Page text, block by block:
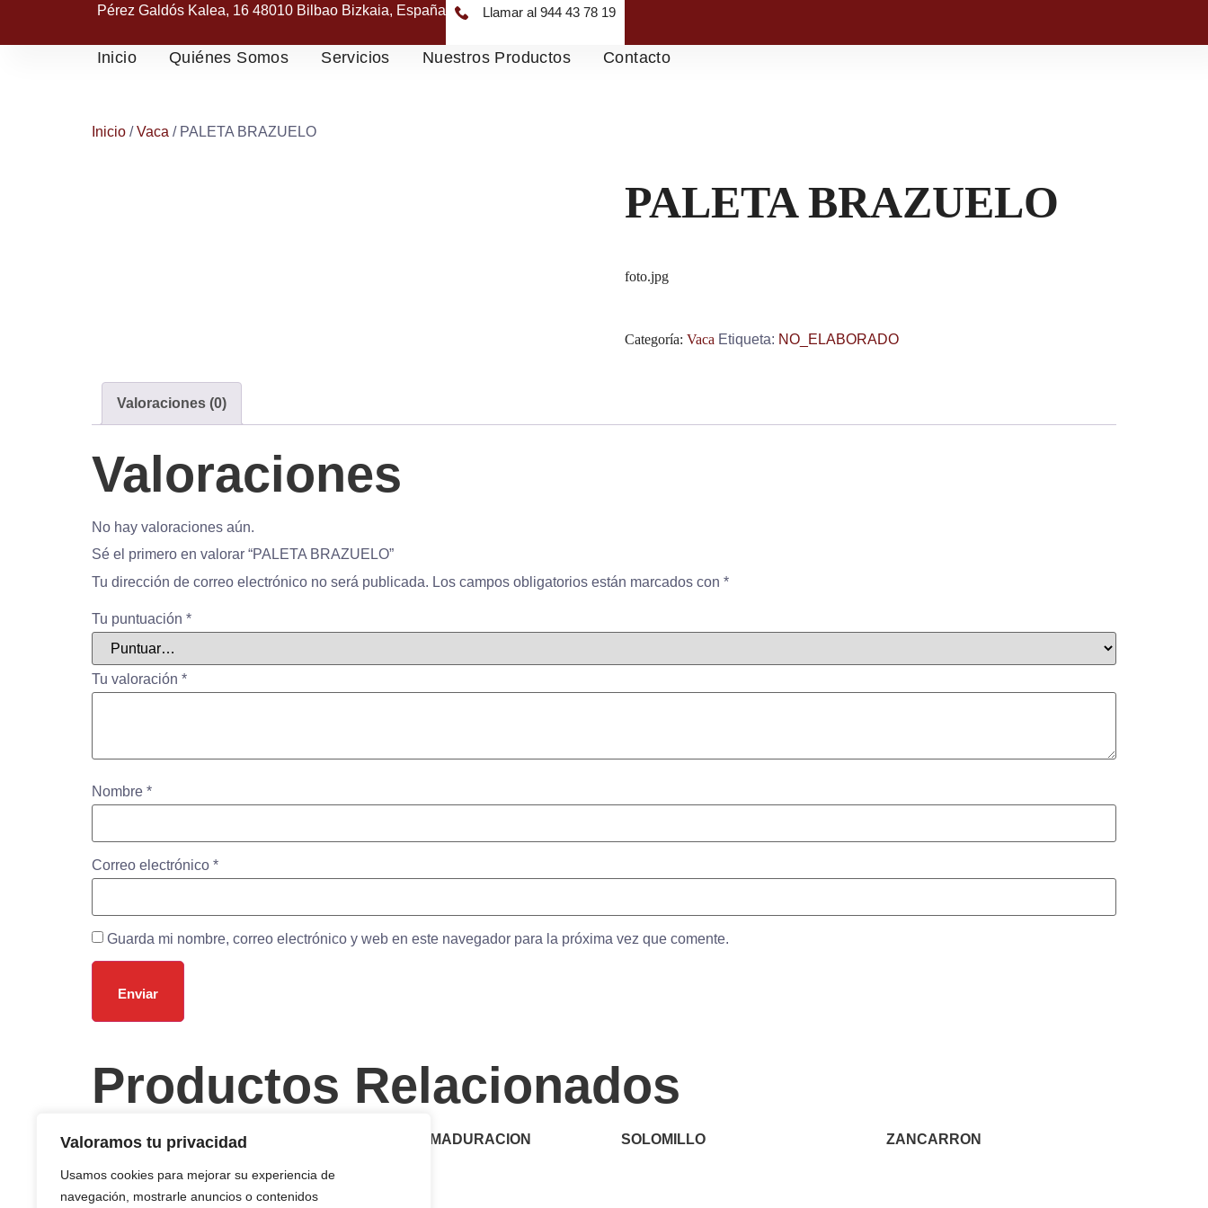
Valoramos tu privacidad
Usamos cookies para mejorar su experiencia de
navegación, mostrarle anuncios o contenidos
Pérez Galdós Kalea, 16 48010 Bilbao Bizkaia, España Llamar al 944 43 78 19
Inicio Quiénes Somos Servicios Nuestros Productos Contacto
Inicio /Vaca / PALETA BRAZUELO
PALETA BRAZUELO
foto.jpg
Categoría: Vaca Etiqueta: NO_ELABORADO
Valoraciones (0)
Valoraciones
No hay valoraciones aún.
Sé el primero en valorar “PALETA BRAZUELO”
Tu dirección de correo electrónico no será publicada. Los campos obligatorios están marcados con *
Tu puntuación *
Tu valoración *
Nombre *
Correo electrónico *
Guarda mi nombre, correo electrónico y web en este navegador para la próxima vez que comente.
Productos Relacionados
JAMONCITOS CHULETA MADURACION SOLOMILLO ZANCARRON